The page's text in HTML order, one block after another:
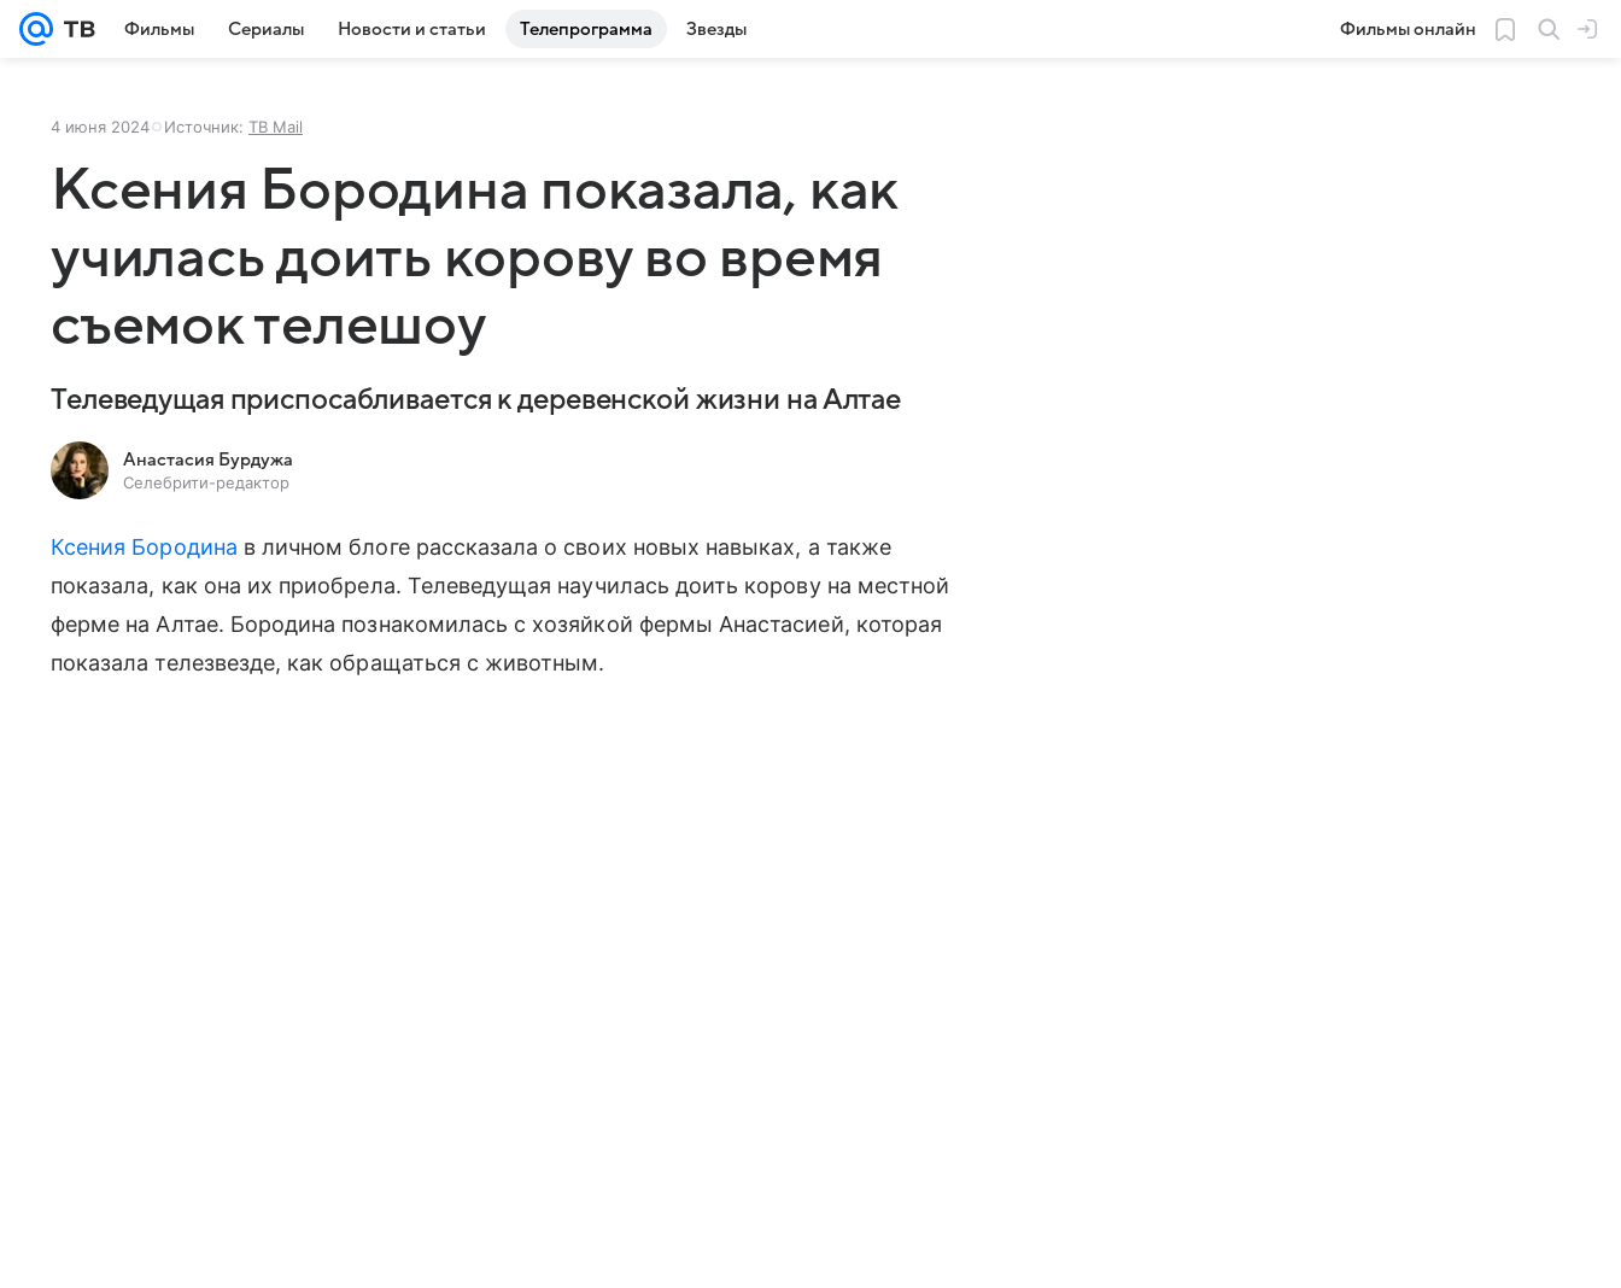
Фильмы Сериалы Новости и статьи Телепрограмма Звезды Фильмы онлайн
4 июня 2024 Источник: ТВ Mail
Ксения Бородина показала, как
училась доить корову во время
съемок телешоу
Телеведущая приспосабливается к деревенской жизни на Алтае
Анастасия Бурдужа
Селебрити-редактор
Ксения Бородина в личном блоге рассказала о своих новых навыках, а также
показала, как она их приобрела. Телеведущая научилась доить корову на местной
ферме на Алтае. Бородина познакомилась с хозяйкой фермы Анастасией, которая
показала телезвезде, как обращаться с животным.